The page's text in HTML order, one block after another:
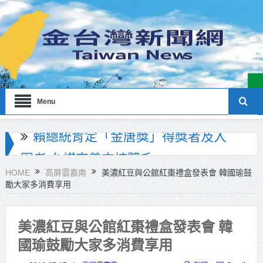
Menu
海巡署南部分署主官大換血 蔡順元
勉提升巡防戰力
北市鮮奶週報再升級！8月31日補助
擴大至國中生
雙北合作里程碑！萬大線動態測試
侯友宜蔣萬安攜手視察
HOME 高屏雲嘉南
美濃紅豆與公館紅棗禮盒發表會 韓國瑜鼓
勵大家多消費享用
美濃紅豆與公館紅棗禮盒發表會 韓
國瑜鼓勵大家多消費享用